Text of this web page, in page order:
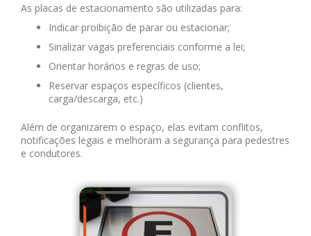
As placas de estacionamento são utilizadas para:
Indicar proibição de parar ou estacionar;
Sinalizar vagas preferenciais conforme a lei;
Orientar horários e regras de uso;
Reservar espaços específicos (clientes,
carga/descarga, etc.)
Além de organizarem o espaço, elas evitam conflitos,
notificações legais e melhoram a segurança para pedestres
e condutores.